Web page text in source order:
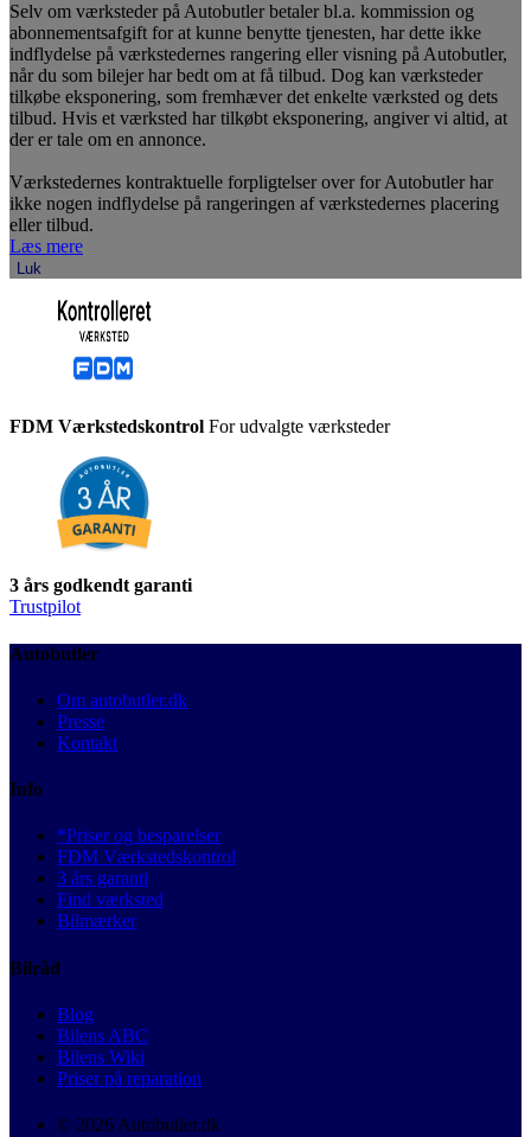
Selv om værksteder på Autobutler betaler bl.a. kommission og
abonnementsafgift for at kunne benytte tjenesten, har dette ikke
indflydelse på værkstedernes rangering eller visning på Autobutler,
når du som bilejer har bedt om at få tilbud. Dog kan værksteder
tilkøbe eksponering, som fremhæver det enkelte værksted og dets
tilbud. Hvis et værksted har tilkøbt eksponering, angiver vi altid, at
der er tale om en annonce.
Værkstedernes kontraktuelle forpligtelser over for Autobutler har
ikke nogen indflydelse på rangeringen af værkstedernes placering
eller tilbud.
Læs mere
Luk
FDM Værkstedskontrol For udvalgte værksteder
3 års godkendt garanti
Trustpilot
Autobutler
Om autobutler.dk
Presse
Kontakt
Info
*Priser og besparelser
FDM Værkstedskontrol
3 års garanti
Find værksted
Bilmærker
Bilråd
Blog
Bilens ABC
Bilens Wiki
Priser på reparation
© 2026 Autobutler.dk